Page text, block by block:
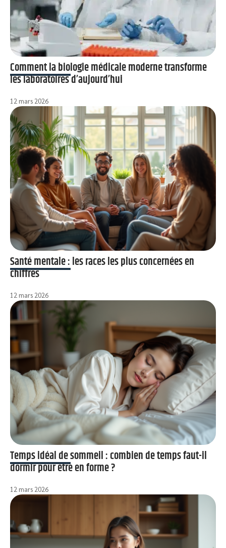
Comment la biologie médicale moderne transforme
les laboratoires d’aujourd’hui
12 mars 2026
Santé mentale : les races les plus concernées en
chiffres
12 mars 2026
Temps idéal de sommeil : combien de temps faut-il
dormir pour être en forme ?
12 mars 2026